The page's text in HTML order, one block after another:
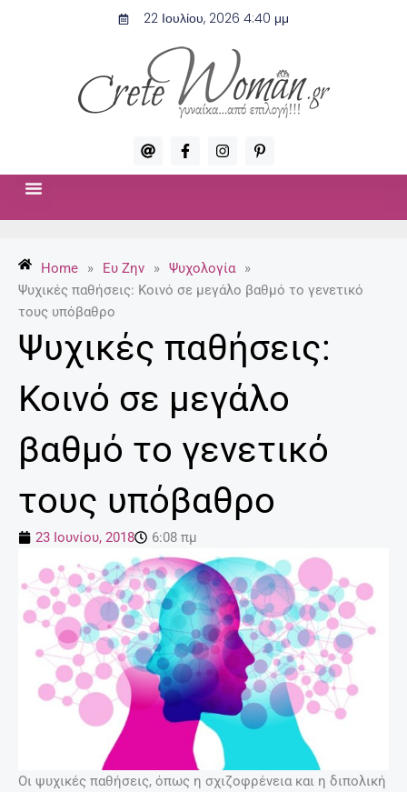
22 Ιουλίου, 2026 4:40 μμ
A
t
F
a
c
f
I
n
s
m
P
i
n
p
Home » Ευ Ζην » Ψυχολογία
»
Ψυχικές παθήσεις: Κοινό σε μεγάλο βαθμό το γενετικό
τους υπόβαθρο
Ψυχικές παθήσεις:
Κοινό σε μεγάλο
βαθμό το γενετικό
τους υπόβαθρο
23 Ιουνίου, 2018 6:08 πμ
Οι ψυχικές παθήσεις, όπως η σχιζοφρένεια και η διπολική